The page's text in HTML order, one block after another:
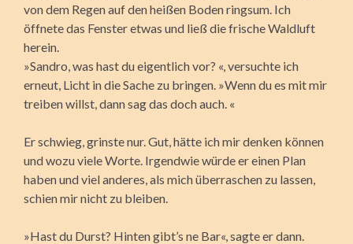
von dem Regen auf den heißen Boden ringsum. Ich
öffnete das Fenster etwas und ließ die frische Waldluft
herein.
»Sandro, was hast du eigentlich vor? «, versuchte ich
erneut, Licht in die Sache zu bringen. »Wenn du es mit mir
treiben willst, dann sag das doch auch. «
Er schwieg, grinste nur. Gut, hätte ich mir denken können
und wozu viele Worte. Irgendwie würde er einen Plan
haben und viel anderes, als mich überraschen zu lassen,
schien mir nicht zu bleiben.
»Hast du Durst? Hinten gibt’s ne Bar«, sagte er dann.